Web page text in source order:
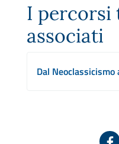
I percorsi
associati
Dal